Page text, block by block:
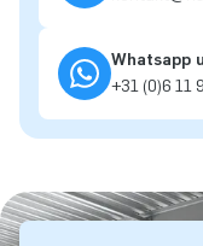
Whatsapp
+31 (0)6 11